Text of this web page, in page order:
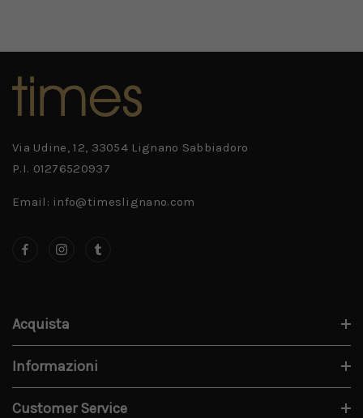
Via Udine, 12, 33054 Lignano Sabbiadoro
P.I. 01276520937
Email: info@timeslignano.com
Acquista
Informazioni
Customer Service